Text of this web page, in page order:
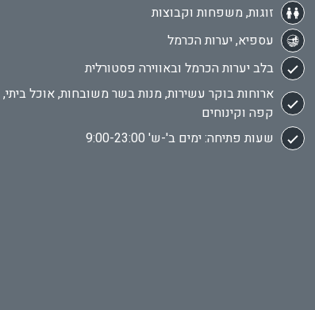
זוגות, משפחות וקבוצות
עספיא, יערות הכרמל
בלב יערות הכרמל ובאווירה פסטורלית
ארוחות בוקר עשירות, מנות בשר משובחות, אוכל ביתי,
קפה וקינוחים
שעות פתיחה: ימים ב'-ש' 9:00-23:00